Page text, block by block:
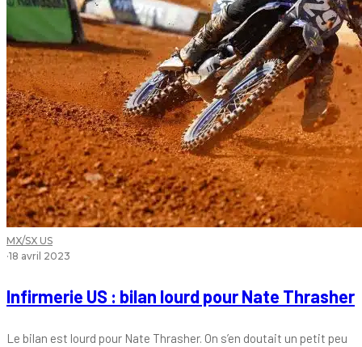
MX/SX US
·18 avril 2023
Infirmerie US : bilan lourd pour Nate Thrasher
Le bilan est lourd pour Nate Thrasher. On s’en doutait un petit peu